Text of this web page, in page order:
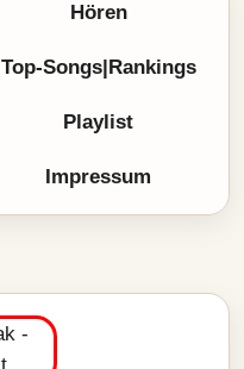
Hören
Top-Songs|Rankings
Playlist
Impressum